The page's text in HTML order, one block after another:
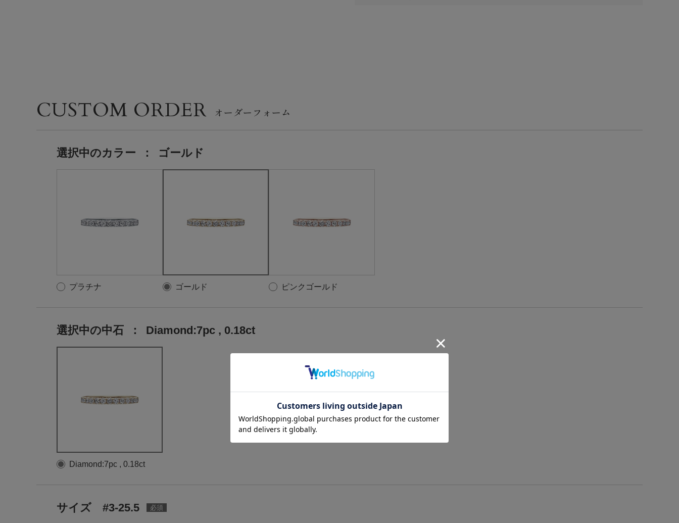
CUSTOM ORDER
選択中のカラー ： ゴールド
プラチナ ゴールド ピンクゴールド
選択中の中石 ： Diamond:7pc , 0.18ct
Diamond:7pc , 0.18ct
サイズ #3-25.5